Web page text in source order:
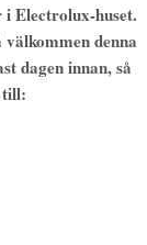
Electrolux-huset.
denna
dagen innan, så
till: